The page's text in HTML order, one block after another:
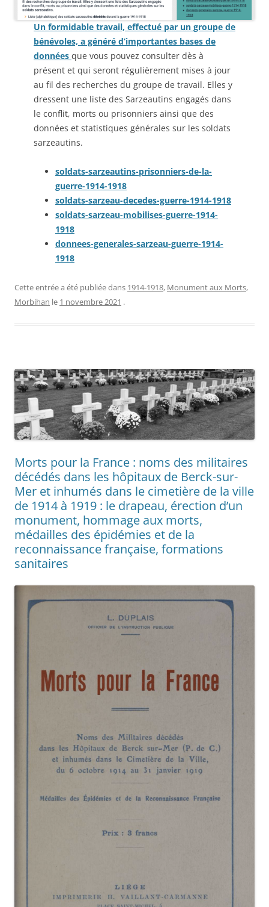
Un formidable travail, effectué par un groupe de
bénévoles, a généré d’importantes bases de
données que vous pouvez consulter dès à
présent et qui seront régulièrement mises à jour
au fil des recherches du groupe de travail. Elles y
dressent une liste des Sarzeautins engagés dans
le conflit, morts ou prisonniers ainsi que des
données et statistiques générales sur les soldats
sarzeautins.
soldats-sarzeautins-prisonniers-de-la-
guerre-1914-1918
soldats-sarzeau-decedes-guerre-1914-1918
soldats-sarzeau-mobilises-guerre-1914-
1918
donnees-generales-sarzeau-guerre-1914-
1918
Cette entrée a été publiée dans 1914-1918, Monument aux Morts,
Morbihan le 1 novembre 2021 .
Morts pour la France : noms des militaires
décédés dans les hôpitaux de Berck-sur-
Mer et inhumés dans le cimetière de la ville
de 1914 à 1919 : le drapeau, érection d’un
monument, hommage aux morts,
médailles des épidémies et de la
reconnaissance française, formations
sanitaires